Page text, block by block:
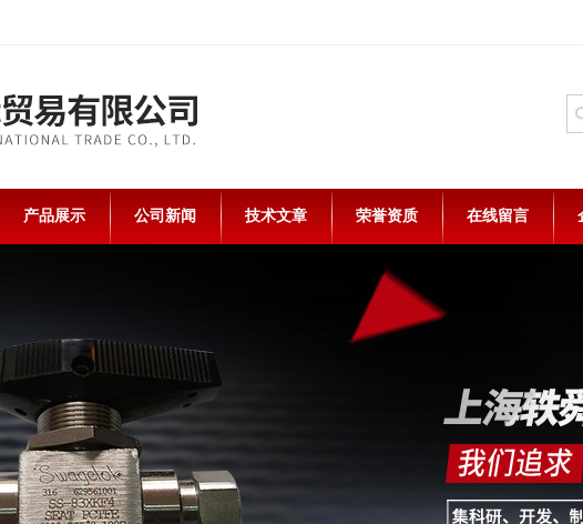
产品展示 公司新闻 技术文章 荣誉资质 在线留言